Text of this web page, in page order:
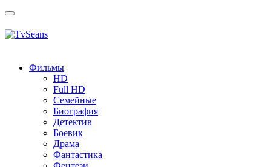
Toggle
Фильмы
HD
Full HD
Семейные
Биография
Детектив
Боевик
Драма
Фантастика